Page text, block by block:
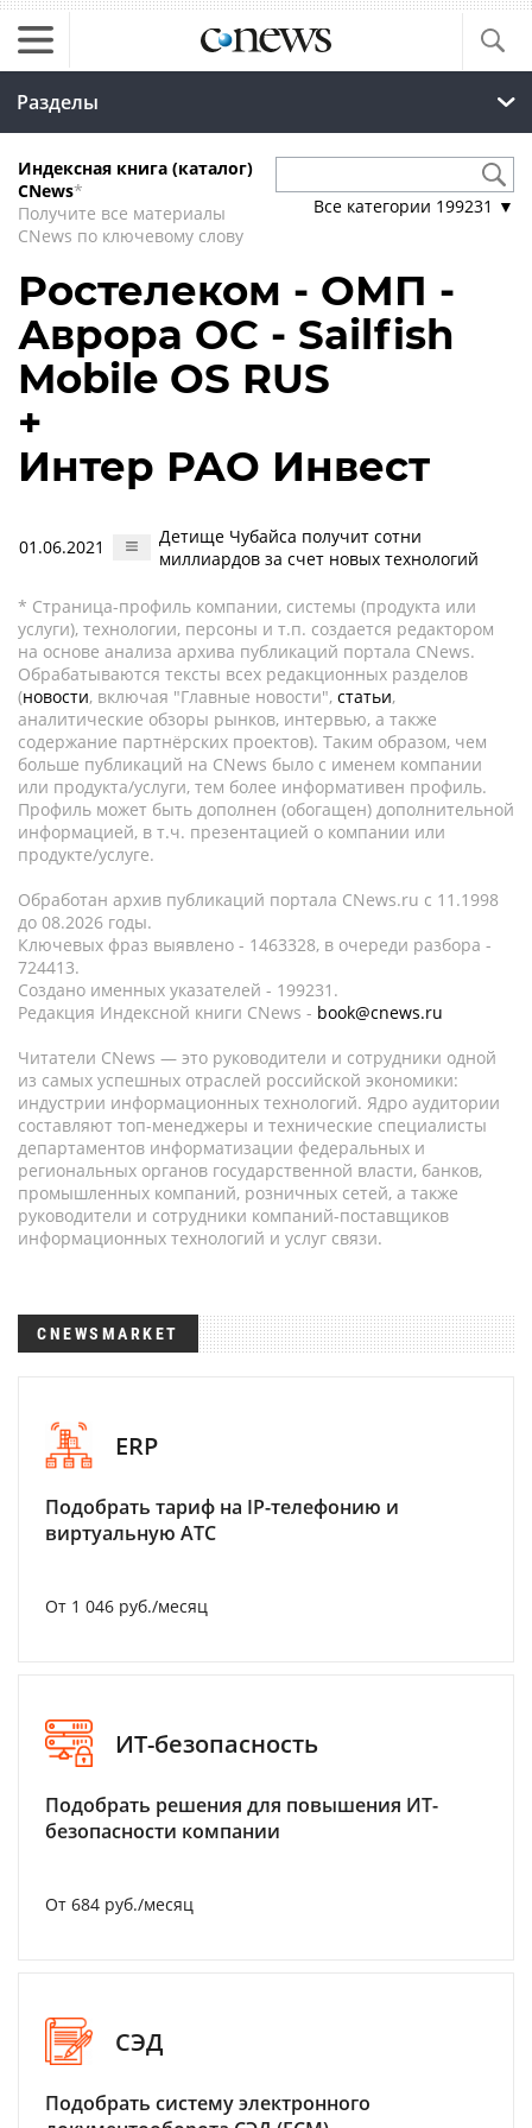
Разделы
Индексная книга (каталог)
CNews*
Получите все материалы
CNews по ключевому слову
Все категории 199231 ▼
Ростелеком - ОМП -
Аврора ОС - Sailfish
Mobile OS RUS
+
Интер РАО Инвест
01.06.2021
Детище Чубайса получит сотни
миллиардов за счет новых технологий
* Страница-профиль компании, системы (продукта или
услуги), технологии, персоны и т.п. создается редактором
на основе анализа архива публикаций портала CNews.
Обрабатываются тексты всех редакционных разделов
(новости, включая "Главные новости", статьи,
аналитические обзоры рынков, интервью, а также
содержание партнёрских проектов). Таким образом, чем
больше публикаций на CNews было с именем компании
или продукта/услуги, тем более информативен профиль.
Профиль может быть дополнен (обогащен) дополнительной
информацией, в т.ч. презентацией о компании или
продукте/услуге.
Обработан архив публикаций портала CNews.ru c 11.1998
до 08.2026 годы.
Ключевых фраз выявлено - 1463328, в очереди разбора -
724413.
Создано именных указателей - 199231.
Редакция Индексной книги CNews - book@cnews.ru
Читатели CNews — это руководители и сотрудники одной
из самых успешных отраслей российской экономики:
индустрии информационных технологий. Ядро аудитории
составляют топ-менеджеры и технические специалисты
департаментов информатизации федеральных и
региональных органов государственной власти, банков,
промышленных компаний, розничных сетей, а также
руководители и сотрудники компаний-поставщиков
информационных технологий и услуг связи.
CNEWSMARKET
ERP
Подобрать тариф на IP-телефонию и
виртуальную АТС
От 1 046 руб./месяц
ИТ-безопасность
Подобрать решения для повышения ИТ-
безопасности компании
От 684 руб./месяц
СЭД
Подобрать систему электронного